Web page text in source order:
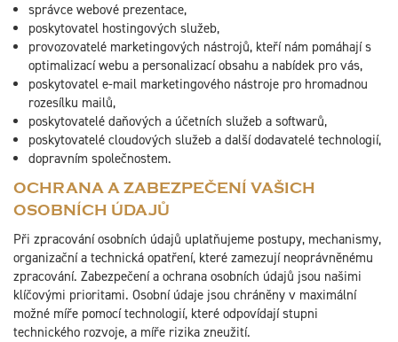
správce webové prezentace,
poskytovatel hostingových služeb,
provozovatelé marketingových nástrojů, kteří nám pomáhají s
optimalizací webu a personalizací obsahu a nabídek pro vás,
poskytovatel e-mail marketingového nástroje pro hromadnou
rozesílku mailů,
poskytovatelé daňových a účetních služeb a softwarů,
poskytovatelé cloudových služeb a další dodavatelé technologií,
dopravním společnostem.
OCHRANA A ZABEZPEČENÍ VAŠICH
OSOBNÍCH ÚDAJŮ
Při zpracování osobních údajů uplatňujeme postupy, mechanismy,
organizační a technická opatření, které zamezují neoprávněnému
zpracování. Zabezpečení a ochrana osobních údajů jsou našimi
klíčovými prioritami. Osobní údaje jsou chráněny v maximální
možné míře pomocí technologií, které odpovídají stupni
technického rozvoje, a míře rizika zneužití.